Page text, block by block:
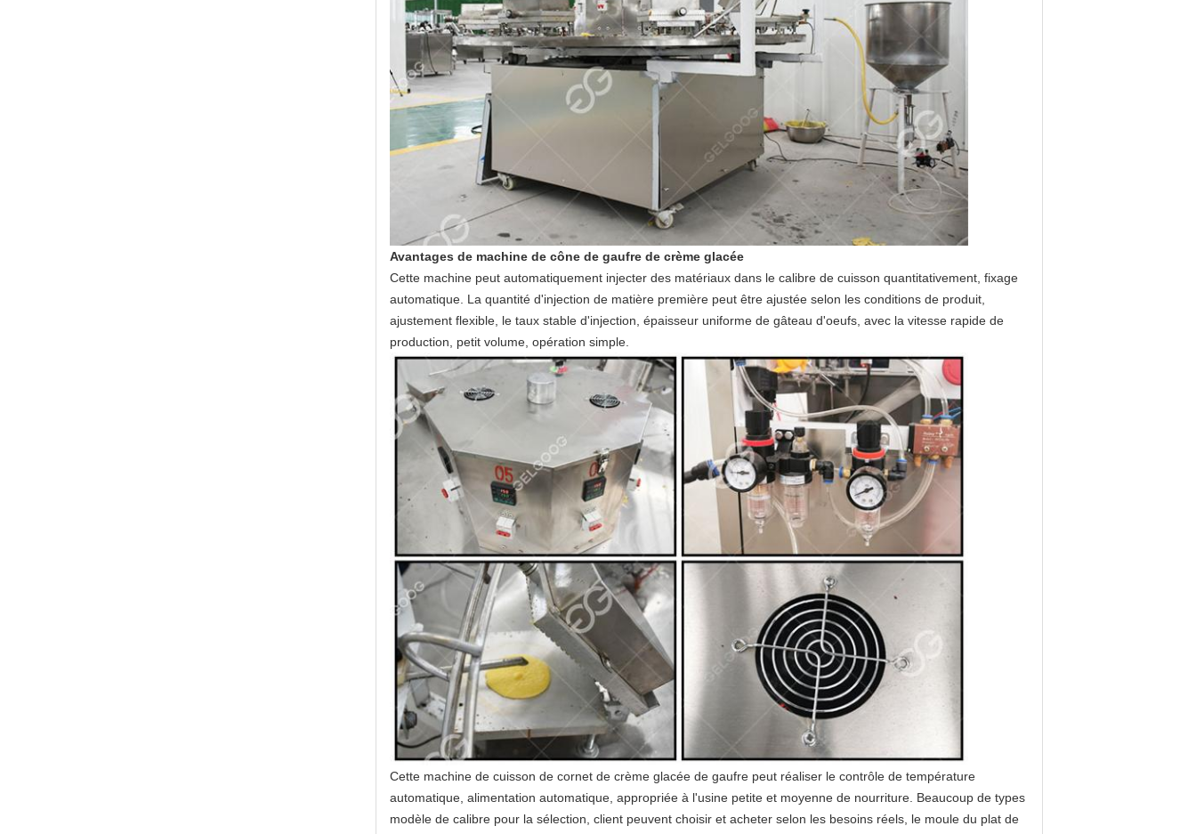
Avantages de machine de cône de gaufre de crème glacée
Cette machine peut automatiquement injecter des matériaux dans le calibre de cuisson quantitativement, fixage
automatique. La quantité d'injection de matière première peut être ajustée selon les conditions de produit,
ajustement flexible, le taux stable d'injection, épaisseur uniforme de gâteau d'oeufs, avec la vitesse rapide de
production, petit volume, opération simple.
Cette machine de cuisson de cornet de crème glacée de gaufre peut réaliser le contrôle de température
automatique, alimentation automatique, appropriée à l'usine petite et moyenne de nourriture. Beaucoup de types
modèle de calibre pour la sélection, client peuvent choisir et acheter selon les besoins réels, le moule du plat de